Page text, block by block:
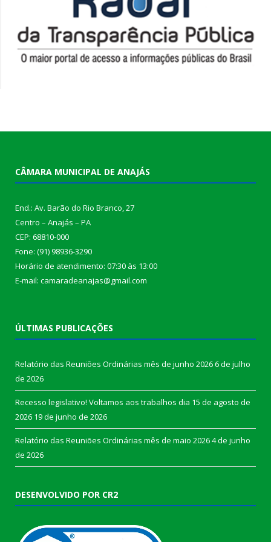
CÂMARA MUNICIPAL DE ANAJÁS
End.: Av. Barão do Rio Branco, 27
Centro – Anajás – PA
CEP: 68810-000
Fone: (91) 98936-3290
Horário de atendimento: 07:30 às 13:00
E-mail: camaradeanajas@gmail.com
ÚLTIMAS PUBLICAÇÕES
Relatório das Reuniões Ordinárias mês de junho 20266 de julho
de 2026
Recesso legislativo! Voltamos aos trabalhos dia 15 de agosto de
2026 19 de junho de 2026
Relatório das Reuniões Ordinárias mês de maio 20264 de junho
de 2026
DESENVOLVIDO POR CR2